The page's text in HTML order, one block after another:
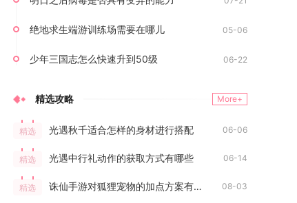
绝地求生端游训练场需要在哪儿 05-06
少年三国志怎么快速升到50级 06-22
精选攻略 More+
精选 光遇秋千适合怎样的身材进行搭配 06-06
精选 光遇中行礼动作的获取方式有哪些 06-14
精选 诛仙手游对狐狸宠物的加点方案有什么建议 08-03